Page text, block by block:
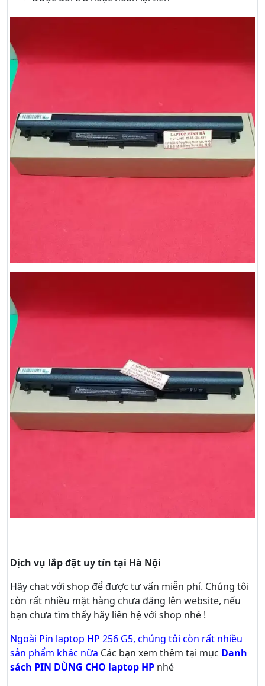
Dịch vụ lắp đặt uy tín tại Hà Nội
Hãy chatvới shop để được tư vấn miễn phí. Chúng tôi
còn rất nhiều mặt hàng chưa đăng lên website, nếu
bạn chưa tìm thấy hãy liên hệ với shop nhé !
Ngoài Pin laptop HP 256 G5, chúng tôi còn rất nhiều
sản phẩm khác nữa Các bạn xem thêm tại mục Danh
sách PIN DÙNG CHO laptop HP nhé